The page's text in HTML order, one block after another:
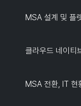
MSA 설계 및 플
클라우드 네이티
MSA 전환, IT 현